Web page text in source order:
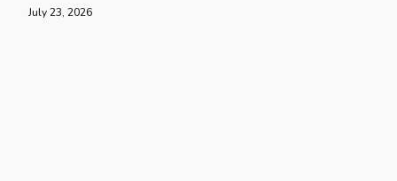
July 23, 2026